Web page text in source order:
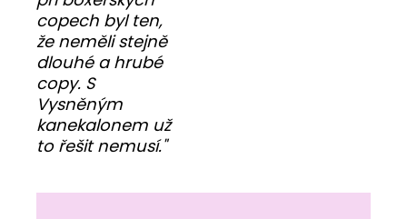
copech byl ten,
že neměli stejně
dlouhé a hrubé
copy. S
Vysněným
kanekalonem už
to řešit nemusí."